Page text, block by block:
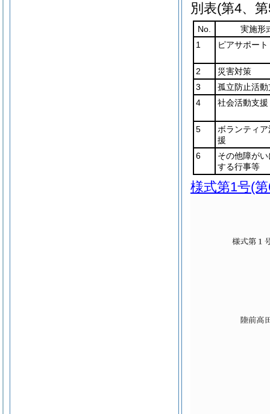
別表(第4、
No.
実施形
1
ピアサポート
2
災害対策
3
孤立防止活動
4
社会活動支援
5
ボランティ
援
6
その他障が
する行事等
様式第1号(